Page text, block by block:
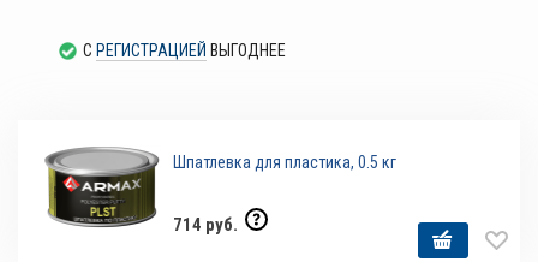
С РЕГИСТРАЦИЕЙ ВЫГОДНЕЕ
Шпатлевка для пластика, 0.5 кг
714 руб.